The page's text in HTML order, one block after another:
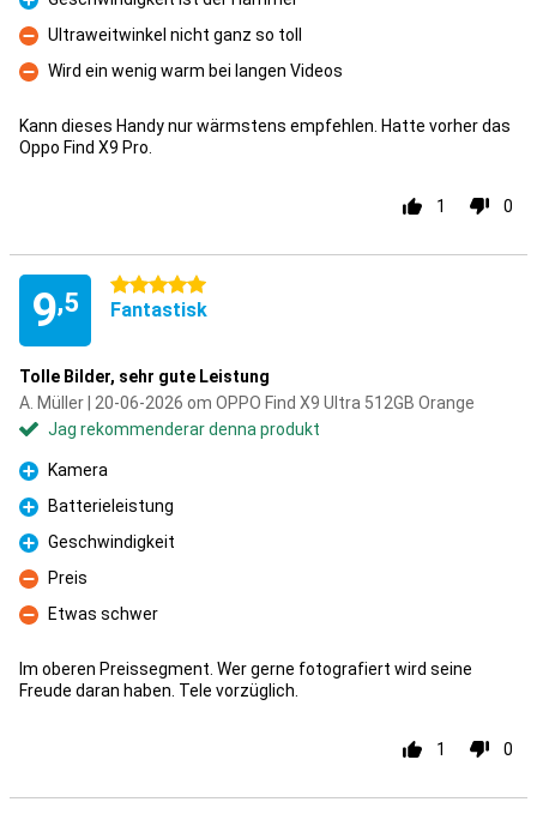
Fördelar
Nackdelar
Ultraweitwinkel nicht ganz so toll
Nackdelar
Wird ein wenig warm bei langen Videos
Kann dieses Handy nur wärmstens empfehlen. Hatte vorher das
Oppo Find X9 Pro.
1 0
9,5
5 stjärnor
Fantastisk
Tolle Bilder, sehr gute Leistung
A. Müller | 20-06-2026 om OPPO Find X9 Ultra 512GB Orange
Jag rekommenderar denna produkt
Fördelar
Kamera
Fördelar
Batterieleistung
Fördelar
Geschwindigkeit
Nackdelar
Preis
Nackdelar
Etwas schwer
Im oberen Preissegment. Wer gerne fotografiert wird seine
Freude daran haben. Tele vorzüglich.
1 0